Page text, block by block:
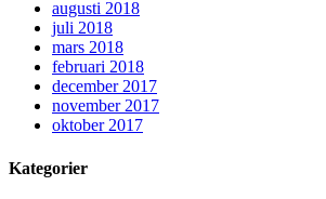
augusti 2018
juli 2018
mars 2018
februari 2018
december 2017
november 2017
oktober 2017
Kategorier